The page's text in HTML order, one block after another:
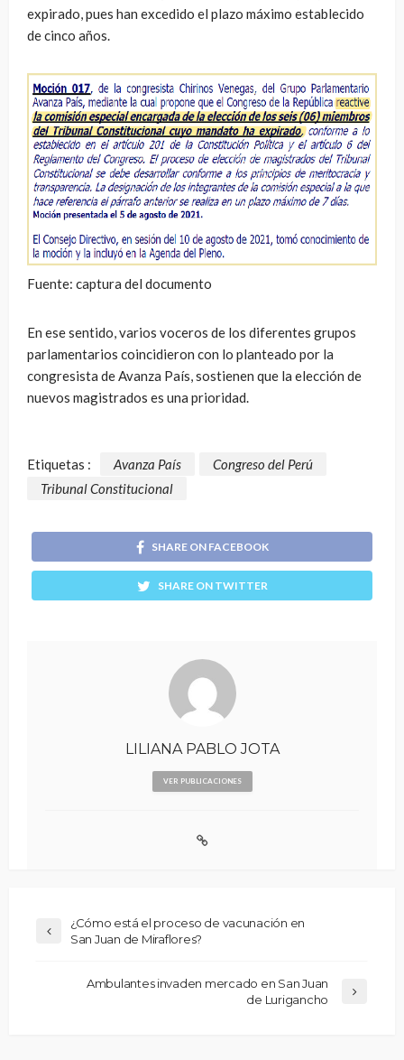
expirado, pues han excedido el plazo máximo establecido
de cinco años.
Fuente: captura del documento
En ese sentido, varios voceros de los diferentes grupos
parlamentarios coincidieron con lo planteado por la
congresista de Avanza País, sostienen que la elección de
nuevos magistrados es una prioridad.
Etiquetas : Avanza País
Congreso del Perú
Tribunal Constitucional
SHARE ON FACEBOOK
SHARE ON TWITTER
LILIANA PABLO JOTA
VER PUBLICACIONES
¿Cómo está el proceso de vacunación en
San Juan de Miraflores?
Ambulantes invaden mercado en San Juan
de Lurigancho